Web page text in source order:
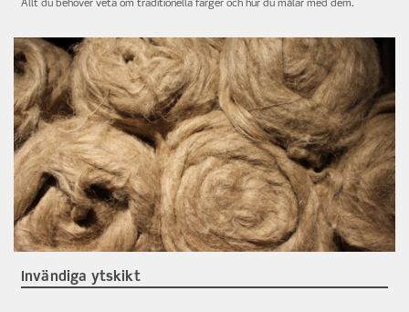
Allt du behöver veta om traditionella färger och hur du målar med dem.
Invändiga ytskikt